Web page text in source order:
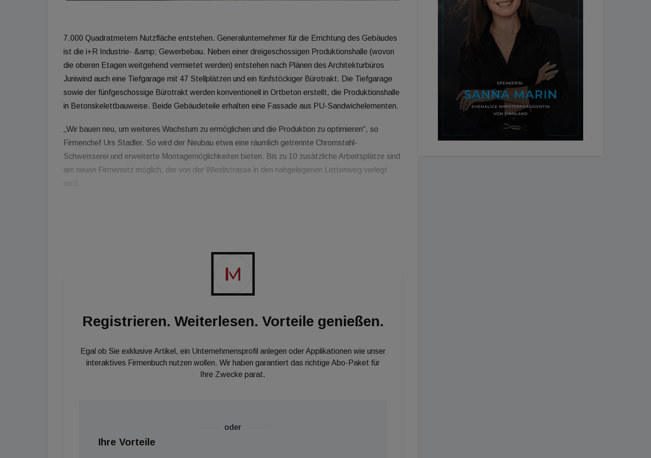
7.000 Quadratmetern Nutzfläche entstehen. Generalunternehmer für die Errichtung des Gebäudes
ist die i+R Industrie- &amp; Gewerbebau. Neben einer dreigeschossigen Produktionshalle (wovon
die oberen Etagen weitgehend vermietet werden) entstehen nach Plänen des Architekturbüros
Juniwind auch eine Tiefgarage mit 47 Stellplätzen und ein fünfstöckiger Bürotrakt. Die Tiefgarage
sowie der fünfgeschossige Bürotrakt werden konventionell in Ortbeton erstellt, die Produktionshalle
in Betonskelettbauweise. Beide Gebäudeteile erhalten eine Fassade aus PU-Sandwichelementen.
„Wir bauen neu, um weiteres Wachstum zu ermöglichen und die Produktion zu optimieren“, so
Firmenchef Urs Stadler. So wird der Neubau etwa eine räumlich getrennte Chromstahl-
Schweisserei und erweiterte Montagemöglichkeiten bieten. Bis zu 10 zusätzliche Arbeitsplätze sind
am neuen Firmensitz möglich, der von der Wieslistrasse in den nahgelegenen Lettenweg verlegt
Registrieren. Weiterlesen. Vorteile genießen.
Egal ob Sie exklusive Artikel, ein Unternehmensprofil anlegen oder Applikationen wie unser
interaktives Firmenbuch nutzen wollen. Wir haben garantiert das richtige Abo-Paket für
Ihre Zwecke parat.
oder
Ihre Vorteile